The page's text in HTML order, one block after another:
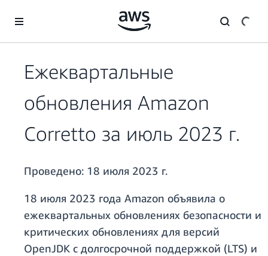
Перейти к главному контенту
Ежеквартальные
обновления Amazon
Corretto за июль 2023 г.
Проведено: 18 июля 2023 г.
18 июля 2023 года Amazon объявила о
ежеквартальных обновлениях безопасности и
критических обновлениях для версий
OpenJDK с долгосрочной поддержкой (LTS) и